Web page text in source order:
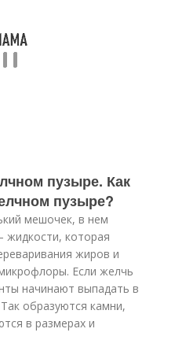
пузыре. Как
пузыре?
мешочек, в нем
которая
жиров и
Если желчь
начинают выпадать в
образуются камни,
в размерах и